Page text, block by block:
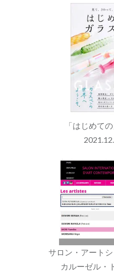
「はじめて
サロン・アート
カルーゼル・